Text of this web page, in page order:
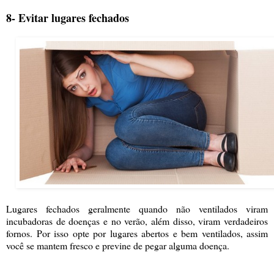
8- Evitar lugares fechados
Lugares fechados geralmente quando não ventilados viram
incubadoras de doenças e no verão, além disso, viram verdadeiros
fornos. Por isso opte por lugares abertos e bem ventilados, assim
você se mantem fresco e previne de pegar alguma doença.